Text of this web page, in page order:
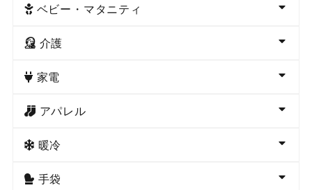
ベビー・マタニティ
介護
家電
アパレル
暖冷
手袋